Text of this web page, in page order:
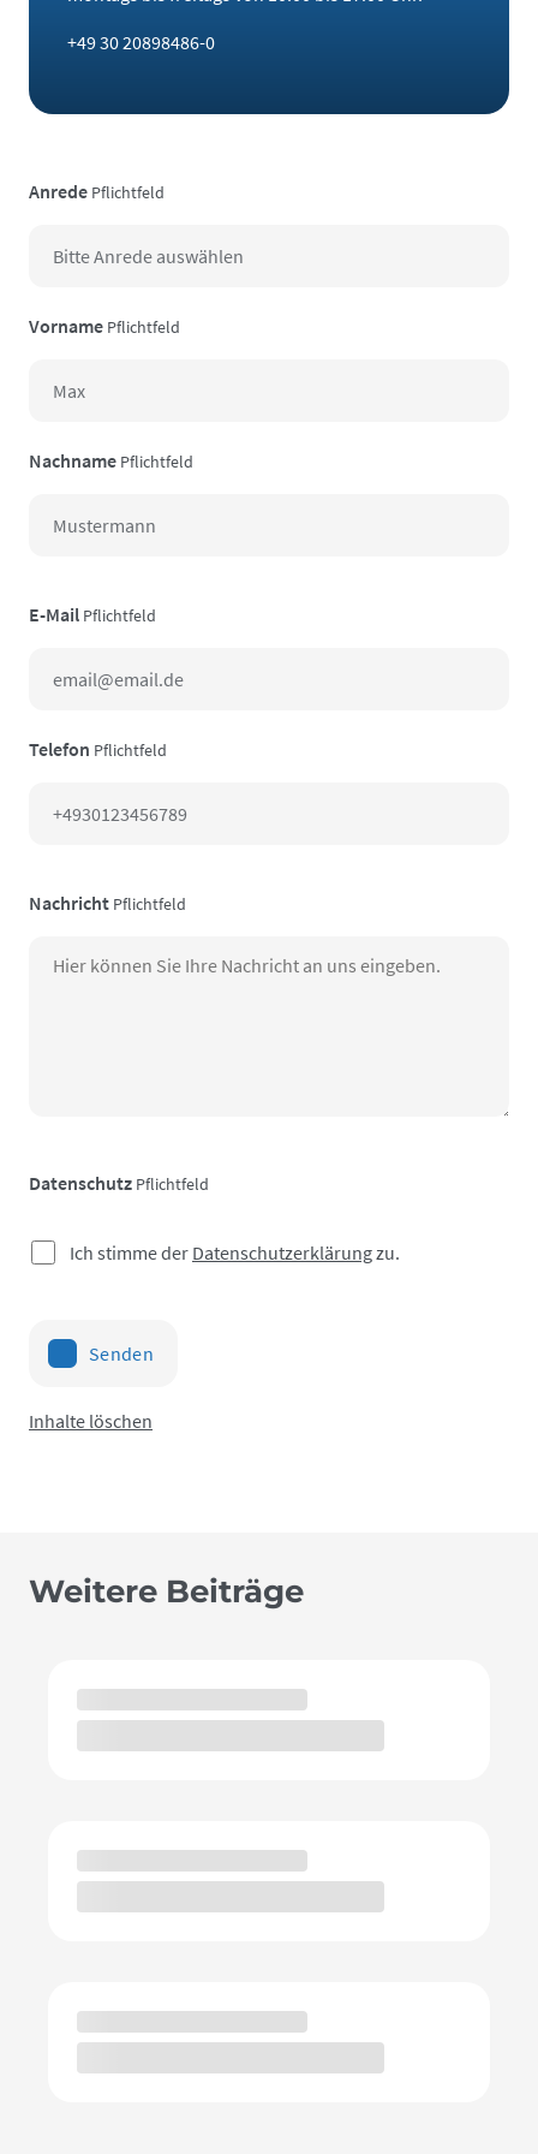
+49 30 20898486-0
Anrede Pflichtfeld
Vorname Pflichtfeld
Nachname Pflichtfeld
E-Mail Pflichtfeld
Telefon Pflichtfeld
Nachricht Pflichtfeld
Datenschutz Pflichtfeld
Ich stimme der Datenschutzerklärungzu.
Senden
Inhalte löschen
Weitere Beiträge